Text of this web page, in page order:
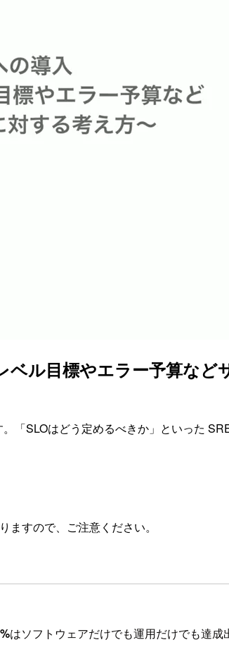
ル目標やエラー予算など
「SLOはどう定めるべきか」といった
すので、ご注意ください。
はソフトウェアだけでも運用だけでも達成